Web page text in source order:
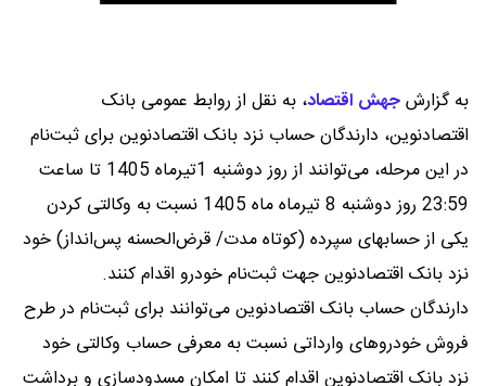
به گزارشجهش اقتصاد، به نقل از روابط عمومی بانک
اقتصادنوین، دارندگان حساب نزد بانک اقتصادنوین برای ثبت‌نام
در این مرحله، می‌توانند از روز دوشنبه 1تیرماه 1405 تا ساعت
23:59 روز دو‌شنبه 8 تیرماه ماه 1405 نسبت به وکالتی کردن
یکی از حسابهای سپرده (کوتاه مدت/ قرض‌الحسنه پس‌انداز) خود
نزد بانک اقتصادنوین جهت ثبت‌نام خودرو اقدام کنند.
دارندگان حساب بانک اقتصادنوین می‌توانند برای ثبت‌نام در طرح
فروش خودروهای وارداتی نسبت به معرفی حساب وکالتی خود
نزد بانک اقتصادنوین اقدام کنند تا امکان مسدودسازی و برداشت